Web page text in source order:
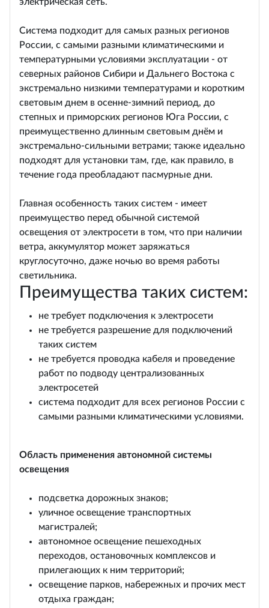
Система подходит для самых разных регионов
России, с самыми разными климатическими и
температурными условиями эксплуатации - от
северных районов Сибири и Дальнего Востока с
экстремально низкими температурами и коротким
световым днем в осенне-зимний период, до
степных и приморских регионов Юга России, с
преимущественно длинным световым днём и
экстремально-сильными ветрами; также идеально
подходят для установки там, где, как правило, в
течение года преобладают пасмурные дни.
Главная особенность таких систем - имеет
преимущество перед обычной системой
освещения от электросети в том, что при наличии
ветра, аккумулятор может заряжаться
круглосуточно, даже ночью во время работы
светильника.
Преимущества таких систем:
не требует подключения к электросети
не требуется разрешение для подключений
таких систем
не требуется проводка кабеля и проведение
работ по подводу централизованных
электросетей
система подходит для всех регионов России с
самыми разными климатическими условиями.
Область применения автономной системы
освещения
подсветка дорожных знаков;
уличное освещение транспортных
магистралей;
автономное освещение пешеходных
переходов, остановочных комплексов и
прилегающих к ним территорий;
освещение парков, набережных и прочих мест
отдыха граждан;